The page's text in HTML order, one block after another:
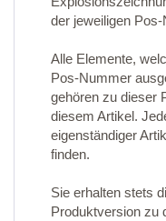
der jeweiligen Pos-
Alle Elemente,
Pos-Nummer
gehören zu dieser
diesem Artikel.
eigenständiger
finden.
Sie erhalten stets
Produktversion zu